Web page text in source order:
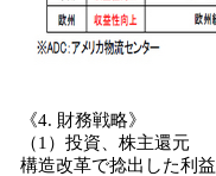
《4. 財務戦略》
（1）投資、株主還元
構造改革で捻出した利